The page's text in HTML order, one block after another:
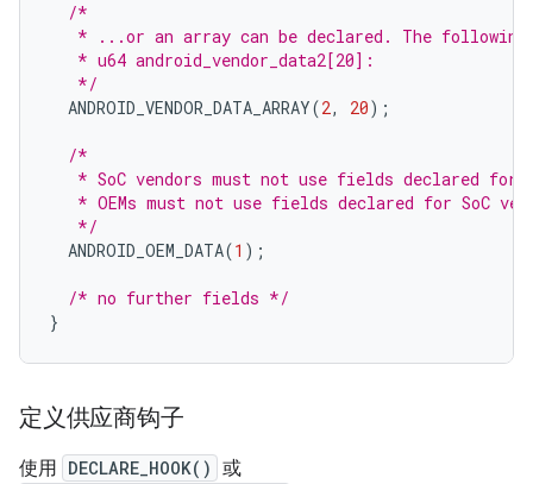
/*
* ...or an array can be declared. The
   * u64 android_vendor_data2[20]:
   */
ANDROID_VENDOR_DATA_ARRAY(2, 20);
/*
* SoC vendors must not use fields declared for
* OEMs must not use fields declared for SoC
   */
ANDROID_OEM_DATA(1 );
/* no further fields */
}
定义供应商钩子
使用 DECLARE_HOOK() 或